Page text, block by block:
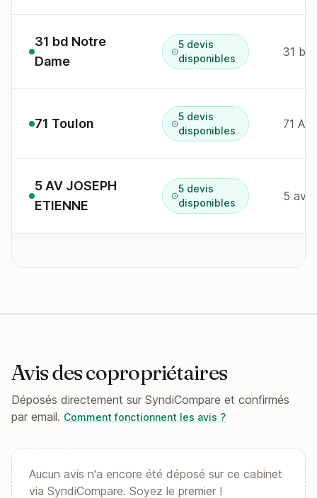
31 bd Notre
Dame
5 devis
disponibles
31 bd
71 Toulon
5 devis
disponibles
71
5 AV JOSEPH
ETIENNE
5 devis
disponibles
5 av
Avis des copropriétaires
Déposés directement sur SyndiCompare et confirmés
par email. Comment fonctionnent les avis ?
Aucun avis n'a encore été déposé sur ce cabinet
via SyndiCompare. Soyez le premier !